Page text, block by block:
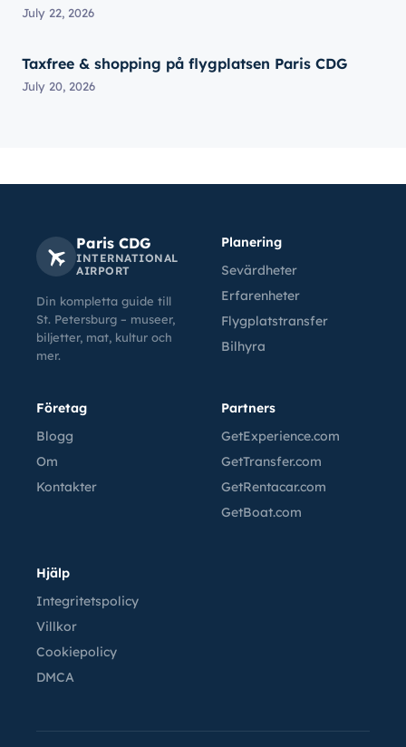
July 22, 2026
Taxfree & shopping på flygplatsen Paris CDG
July 20, 2026
Paris CDG
INTERNATIONAL
AIRPORT
Din kompletta guide till
St. Petersburg – museer,
biljetter, mat, kultur och
mer.
Planering
Sevärdheter
Erfarenheter
Flygplatstransfer
Bilhyra
Företag
Blogg
Om
Kontakter
Partners
GetExperience.com
GetTransfer.com
GetRentacar.com
GetBoat.com
Hjälp
Integritetspolicy
Villkor
Cookiepolicy
DMCA